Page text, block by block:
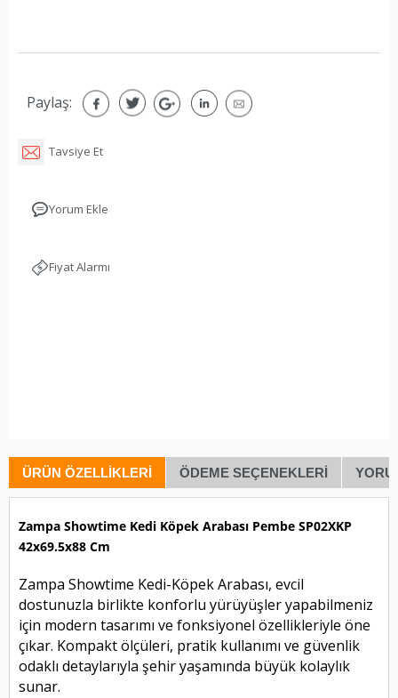
Paylaş:
Tavsiye Et
Yorum Ekle
Fiyat Alarmı
ÜRÜN ÖZELLIKLERI ÖDEME SEÇENEKLERI
Zampa Showtime Kedi Köpek Arabası Pembe SP02XKP
42x69.5x88 Cm
Zampa Showtime Kedi-Köpek Arabası, evcil
dostunuzla birlikte konforlu yürüyüşler yapabilmeniz
için modern tasarımı ve fonksiyonel özellikleriyle öne
çıkar. Kompakt ölçüleri, pratik kullanımı ve güvenlik
odaklı detaylarıyla şehir yaşamında büyük kolaylık
sunar.